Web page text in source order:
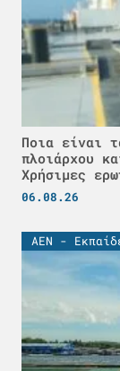
Ποια είναι
πλοιάρχου
Χρήσιμες
06.08.26
ΑΕΝ -